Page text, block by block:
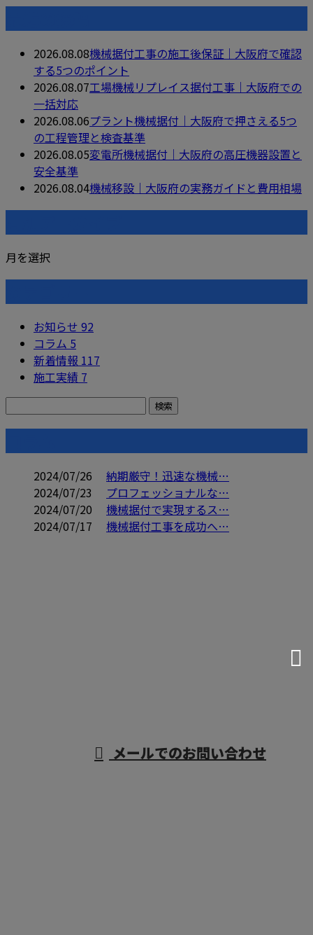
2026.08.08機械据付工事の施工後保証｜大阪府で確認
する5つのポイント
2026.08.07工場機械リプレイス据付工事｜大阪府での
一括対応
2026.08.06プラント機械据付｜大阪府で押さえる5つ
の工程管理と検査基準
2026.08.05変電所機械据付｜大阪府の高圧機器設置と
安全基準
2026.08.04機械移設｜大阪府の実務ガイドと費用相場
月を選択
お知らせ 92
コラム 5
新着情報 117
施工実績 7
2024/07/26
納期厳守！迅速な機械…
2024/07/23
プロフェッショナルな…
2024/07/20
機械据付で実現するス…
2024/07/17
機械据付工事を成功へ…
メールでのお問い合わせ
重量物据付・機械